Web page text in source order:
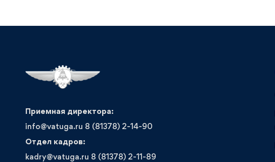
Приемная директора:
info@vatuga.ru 8 (81378) 2-14-90
Отдел кадров:
kadry@vatuga.ru 8 (81378) 2-11-89